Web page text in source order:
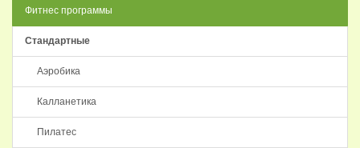
Фитнес программы
Стандартные
Аэробика
Калланетика
Пилатес